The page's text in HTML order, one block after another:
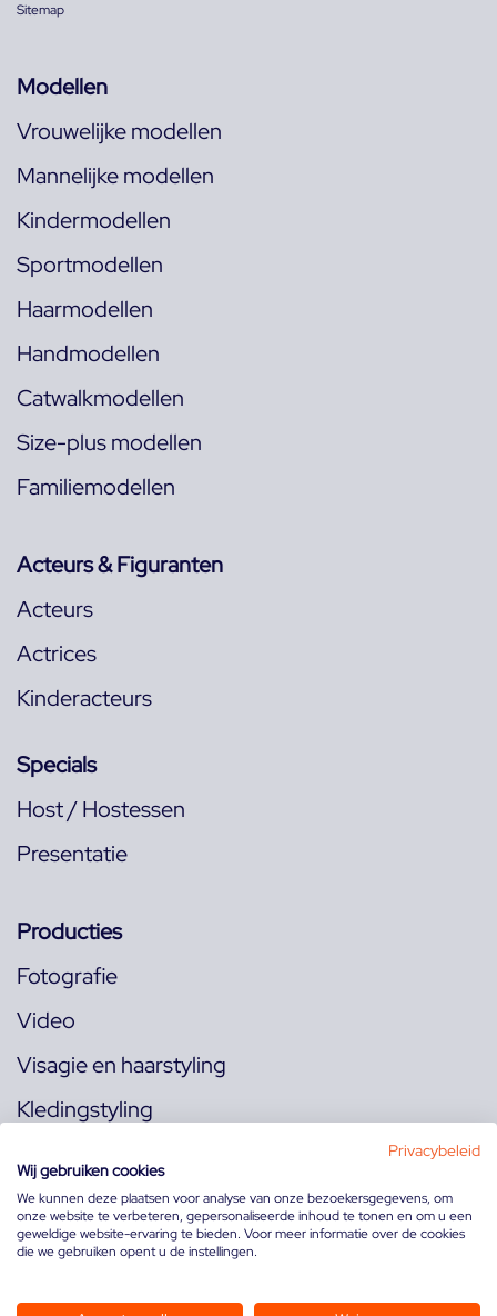
Sitemap
Modellen
Vrouwelijke modellen
Mannelijke modellen
Kindermodellen
Sportmodellen
Haarmodellen
Handmodellen
Catwalkmodellen
Size-plus modellen
Familiemodellen
Acteurs & Figuranten
Acteurs
Actrices
Kinderacteurs
Specials
Host / Hostessen
Presentatie
Producties
Fotografie
Video
Visagie en haarstyling
Kledingstyling
Volg ons op:
Privacybeleid
Wij gebruiken cookies
We kunnen deze plaatsen voor analyse van onze bezoekersgegevens, om
onze website te verbeteren, gepersonaliseerde inhoud te tonen en om u een
geweldige website-ervaring te bieden. Voor meer informatie over de cookies
die we gebruiken opent u de instellingen.